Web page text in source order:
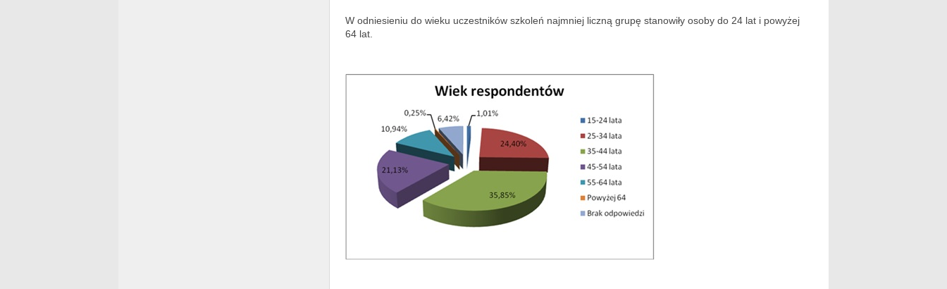
W odniesieniu do wieku uczestników szkoleń najmniej liczną grupę stanowiły osoby do 24 lat i powyżej
64 lat.